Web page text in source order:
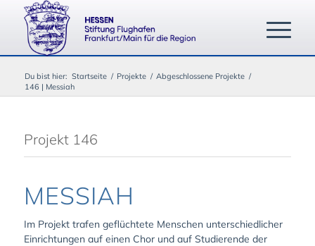
Du bist hier: Startseite / Projekte / Abgeschlossene Projekte /
146 | Messiah
Projekt 146
MESSIAH
Im Projekt trafen geflüchtete Menschen unterschiedlicher
Einrichtungen auf einen Chor und auf Studierende der